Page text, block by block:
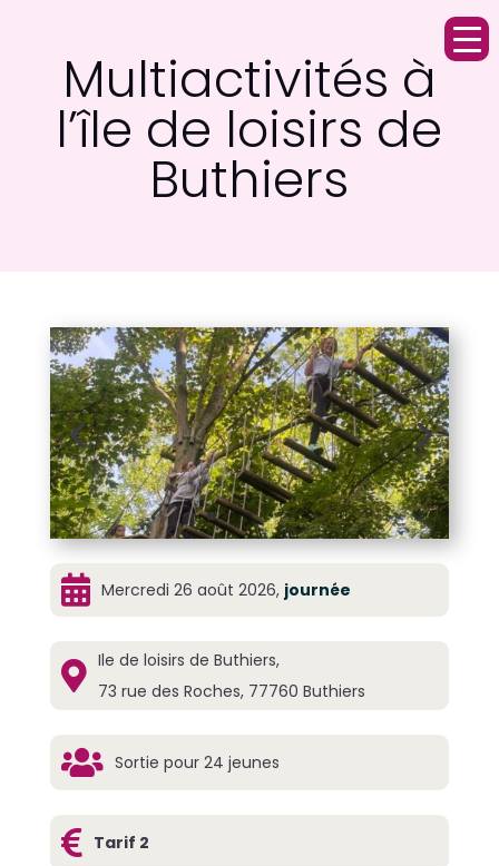
Multiactivités à
l’île de loisirs de
Buthiers
 Mercredi 26 août 2026, journée
 Ile de loisirs de Buthiers,
73 rue des Roches, 77760 Buthiers
 Sortie pour 24 jeunes
 Tarif 2